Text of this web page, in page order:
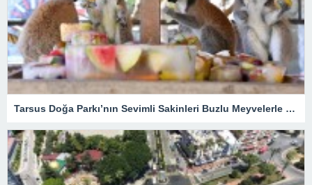
Tarsus Doğa Parkı’nın Sevimli Sakinleri Buzlu Meyvelerle Serinliyor